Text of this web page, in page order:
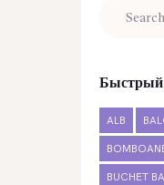
ALB
BUCHET